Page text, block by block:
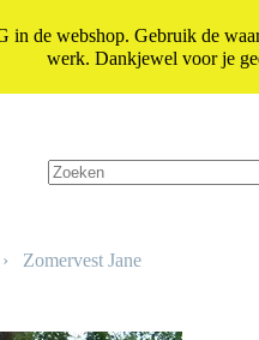
Zomervest Jane
webshop. Gebruik de
werk. Dankjewel voor je